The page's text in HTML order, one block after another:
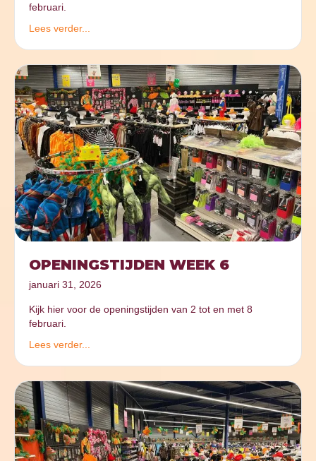
februari.
Lees verder...
OPENINGSTIJDEN WEEK 6
januari 31, 2026
Kijk hier voor de openingstijden van 2 tot en met 8
februari.
Lees verder...